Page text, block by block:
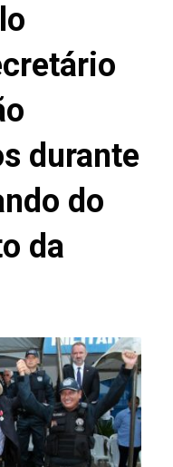
durante
do
da